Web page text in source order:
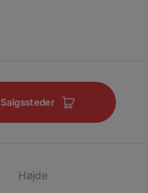
Salgssteder
Højde